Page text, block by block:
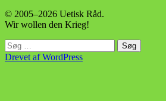
© 2005–2026 Uetisk Råd.
Wir wollen den Krieg!
Søg
efter:
Drevet af WordPress